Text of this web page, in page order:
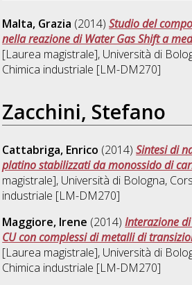
Malta, Grazia (2014)Studio del
nella reazione di Water Gas Shift a
[Laurea magistrale], Università di
Chimica industriale [LM-DM270]
Zacchini, Stefano
Cattabriga, Enrico (2014)Sintesi di
platino stabilizzati da monossido di
magistrale], Università di Bologna,
industriale [LM-DM270]
Maggiore, Irene (2014)Interazione
CU con complessi di metalli di
[Laurea magistrale], Università di
Chimica industriale [LM-DM270]